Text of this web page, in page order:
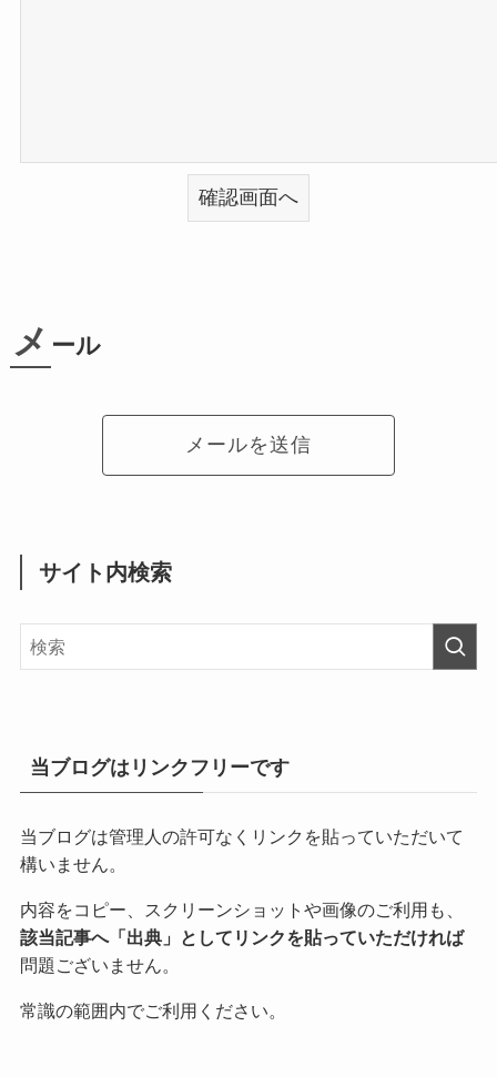
メ ール
メールを送信
サイト内検索
当ブログはリンクフリーです
当ブログは管理人の許可なくリンクを貼っていただいて
構いません。
内容をコピー、スクリーンショットや画像のご利用も、
該当記事へ「出典」としてリンクを貼っていただければ
問題ございません。
常識の範囲内でご利用ください。